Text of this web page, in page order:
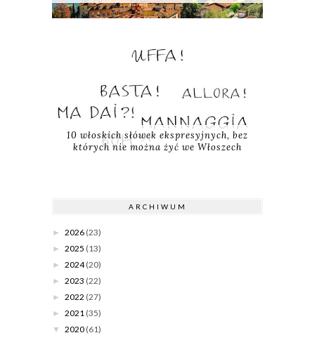
10 włoskich słówek ekspresyjnych, bez
których nie można żyć we Włoszech
ARCHIWUM
► 2026 (23)
► 2025 (13)
► 2024 (20)
► 2023 (22)
► 2022 (27)
► 2021 (35)
▼ 2020 (61)